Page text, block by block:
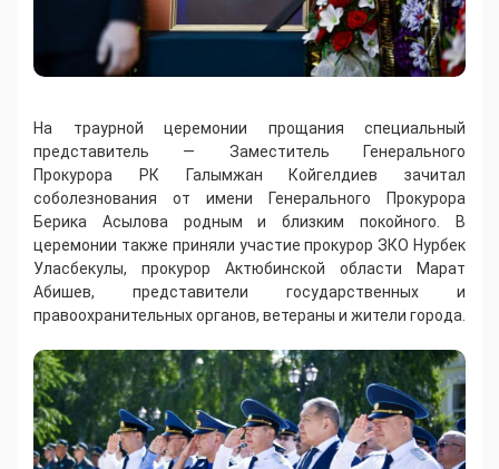
На траурной церемонии прощания специальный
представитель — Заместитель Генерального
Прокурора РК Галымжан Койгелдиев зачитал
соболезнования от имени Генерального Прокурора
Берика Асылова родным и близким покойного. В
церемонии также приняли участие прокурор ЗКО Нурбек
Уласбекулы, прокурор Актюбинской области Марат
Абишев, представители государственных и
правоохранительных органов, ветераны и жители города.